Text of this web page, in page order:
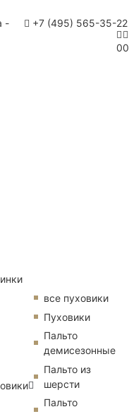
- +7 (495) 565-35-22
00
все пуховики
Пуховики
Пальто
демисезонные
Пальто из
шерсти
Пальто